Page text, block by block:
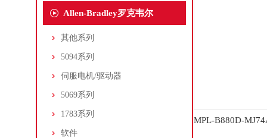
Allen-Bradley罗克韦尔
其他系列
5094系列
伺服电机/驱动器
5069系列
1783系列
软件
MPL-B880D-